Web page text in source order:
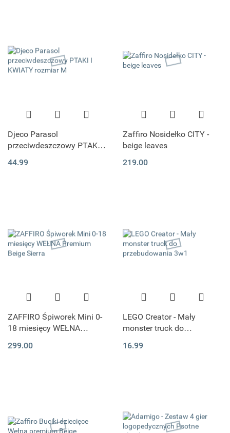
Djeco Parasol
przeciwdeszczowy PTAKI I
44.99
Zaffiro Nosidełko CITY -
beige leaves
219.00
ZAFFIRO Śpiworek Mini 0-
18 miesięcy WEŁNA
299.00
LEGO Creator - Mały
monster truck do
16.99